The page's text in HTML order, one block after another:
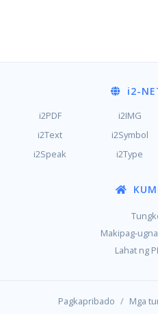
i2-
i2PDF i2IMG
i2Text
i2Symbol
i2Speak
i2Type
Makipag-
Lahat ng
Pagkapribado / Mga